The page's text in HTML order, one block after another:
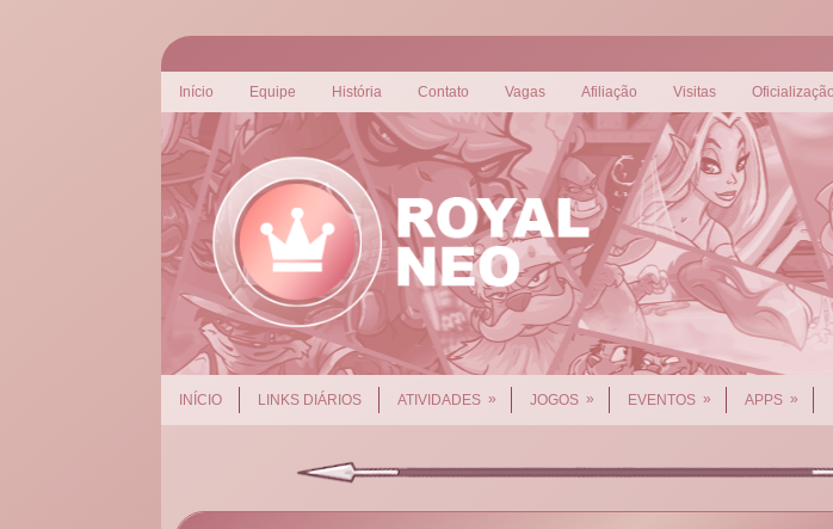
Início Equipe História Contato Vagas Afiliação Visitas Oficialização
INÍCIO LINKS DIÁRIOS ATIVIDADES » JOGOS » EVENTOS » APPS »